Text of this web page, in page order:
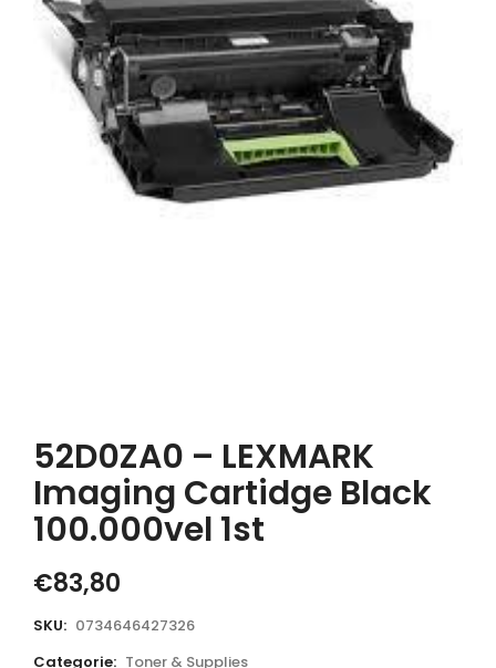
52D0ZA0 – LEXMARK
Imaging Cartidge Black
100.000vel 1st
€83,80
SKU: 0734646427326
Categorie: Toner & Supplies